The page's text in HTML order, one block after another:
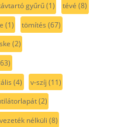
gyűrű(1) tévé (8)
(1) tömítés (67)
(2)
(4) v-szíj (11)
(2)
vezeték nélküli (8)